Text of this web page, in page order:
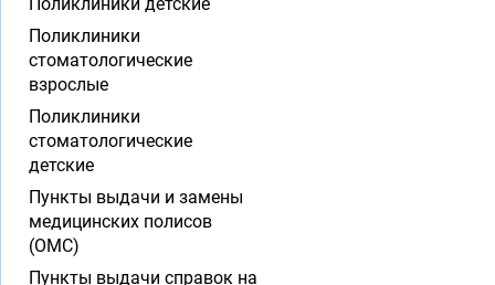
Поликлиники
стоматологические
взрослые
Поликлиники
стоматологические
детские
Пункты выдачи и замены
медицинских полисов
(ОМС)
Пункты выдачи справок на